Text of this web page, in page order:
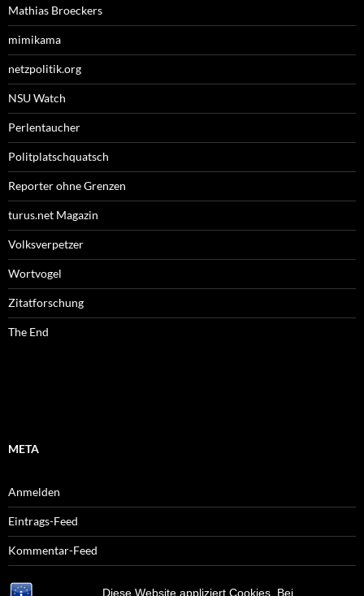
Diese Website appliziert Cookies. Bei
Mathias Broeckers
mimikama
netzpolitik.org
NSU Watch
Perlentaucher
Politplatschquatsch
Reporter ohne Grenzen
turus.net Magazin
Volksverpetzer
Wortvogel
Zitatforschung
The End
META
Anmelden
Eintrags-Feed
Kommentar-Feed
WordPress.org